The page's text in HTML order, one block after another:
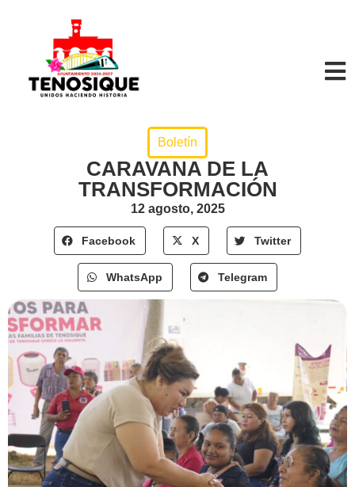
Boletín
CARAVANA DE LA
TRANSFORMACIÓN
12 agosto, 2025
Facebook X Twitter
WhatsApp Telegram